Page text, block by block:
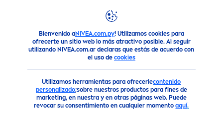
Bienvenido aNIVEA.com.py! Utilizamos cookies para
ofrecerte un sitio web lo más atractivo posible. Al seguir
utilizando NIVEA.com.ar declaras que estás de acuerdo con
el uso de cookies
Utilizamos herramientas para ofrecerlecontenido
personalizado;sobre nuestros productos para fines de
marketing, en nuestra y en otras páginas web. Puede
revocar su consentimiento en cualquier momentoaquí.
Productos Todo Para el Hombre Desodorantes
SILVERPROTECTROLL-ON